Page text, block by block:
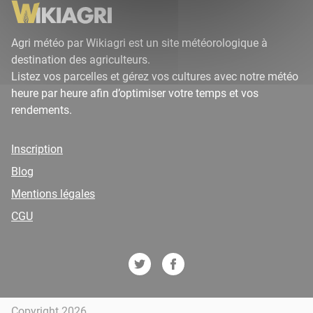
Agri météo par Wikiagri est un site météorologique à
destination des agriculteurs.
Listez vos parcelles et gérez vos cultures avec notre météo
heure par heure afin d’optimiser votre temps et vos
rendements.
Inscription
Blog
Mentions légales
CGU